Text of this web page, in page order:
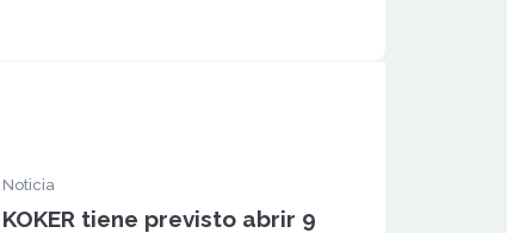
Noticia
KOKER tiene previsto abrir 9